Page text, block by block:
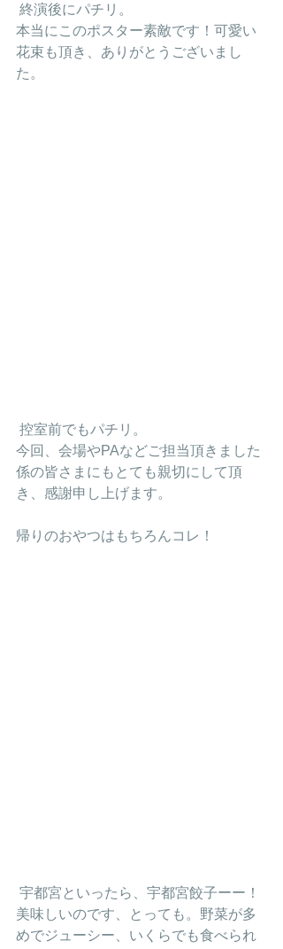
終演後にパチリ。
本当にこのポスター素敵です！可愛い
花束も頂き、ありがとうございまし
た。
控室前でもパチリ。
今回、会場やPAなどご担当頂きました
係の皆さまにもとても親切にして頂
き、感謝申し上げます。
帰りのおやつはもちろんコレ！
宇都宮といったら、宇都宮餃子ーー！
美味しいのです、とっても。野菜が多
めでジューシー、いくらでも食べられ